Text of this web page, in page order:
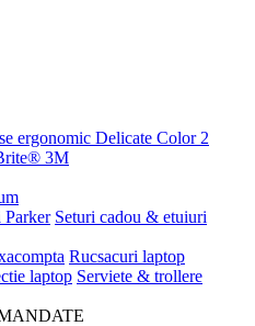
ergonomic Delicate Color 2
3M
Parker Seturi cadou & etuiuri
Rucsacuri laptop
laptop Serviete & trollere